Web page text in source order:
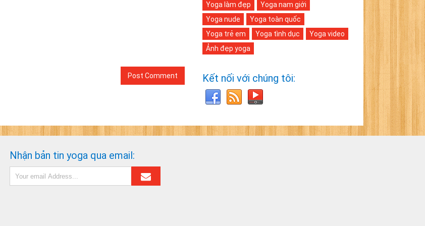
Yoga làm đẹp
Yoga nam giới
Yoga nude
Yoga toàn quốc
Yoga trẻ em
Yoga tình dục
Yoga video
Ảnh đẹp yoga
Kết nối với chúng tôi:
Nhận bản tin yoga qua email: